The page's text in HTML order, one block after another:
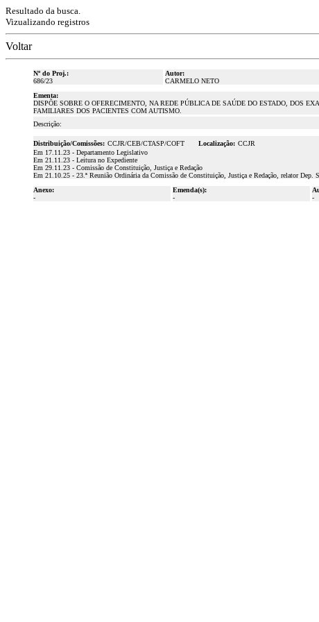
Resultado da busca.
Vizualizando registros
Voltar
Nº do Proj.:
686/23
Autor:
CARMELO NETO
Ementa:
DISPÕE SOBRE O OFERECIMENTO, NA REDE PÚBLICA DE SAÚDE DO ESTADO, DOS
FAMILIARES DOS PACIENTES COM AUTISMO.
Descrição:
Distribuição/Comissões: CCJR/CEB/CTASP/COFT Localização: CCJR
Em 17.11.23 - Departamento Legislativo
Em 21.11.23 - Leitura no Expediente
Em 29.11.23 - Comissão de Constituição, Justiça e Redação
Em 21.10.25 - 23.ª Reunião Ordinária da Comissão de Constituição, Justiça e Redação, relator Dep.
Anexo:
-
Emenda(s):
-
-